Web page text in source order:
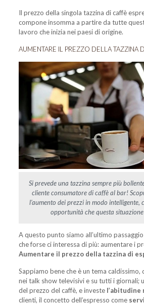
Il prezzo della singola tazzina di caffè
compone insomma a partire da tutte
lavoro che inizia nei paesi di origine.
AUMENTARE IL PREZZO DELLA TAZZINA
Si prevede una tazzina sempre più
cliente consumatore di caffè al bar!
l’aumento dei prezzi in modo intelligente,
opportunità che questa
A questo punto siamo all’ultimo
che forse ci interessa di più: aumentare i
Aumentare il prezzo della tazzina di
Sappiamo bene che è un tema
nei talk show televisivi e su tutti i giornali;
del prezzo del caffè, e investe l’abitudine
clienti, il concetto dell’espresso come